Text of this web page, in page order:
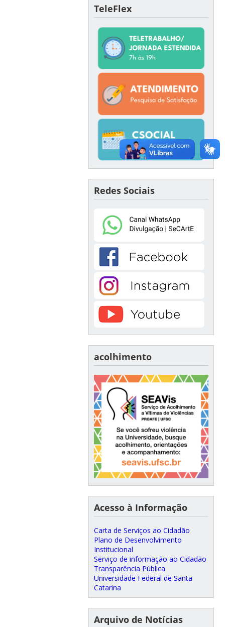
TeleFlex
Redes Sociais
acolhimento
Acesso à Informação
Carta de Serviços ao Cidadão
Plano de Desenvolvimento
Institucional
Serviço de informação ao Cidadão
Transparência Pública
Universidade Federal de Santa
Catarina
Arquivo de Notícias